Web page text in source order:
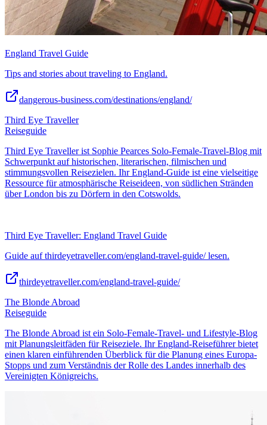
England Travel Guide
Tips and stories about traveling to England.
dangerous-business.com/destinations/england/
Third Eye Traveller
Reiseguide
Third Eye Traveller ist Sophie Pearces Solo-Female-Travel-Blog mit
Schwerpunkt auf historischen, literarischen, filmischen und
stimmungsvollen Reisezielen. Ihr England-Guide ist eine vielseitige
Ressource für atmosphärische Reiseideen, von südlichen Stränden
über London bis zu Dörfern in den Cotswolds.
Third Eye Traveller: England Travel Guide
Guide auf thirdeyetraveller.com/england-travel-guide/ lesen.
thirdeyetraveller.com/england-travel-guide/
The Blonde Abroad
Reiseguide
The Blonde Abroad ist ein Solo-Female-Travel- und Lifestyle-Blog
mit Planungsleitfäden für Reiseziele. Ihr England-Reiseführer bietet
einen klaren einführenden Überblick für die Planung eines Europa-
Stopps und zum Verständnis der Rolle des Landes innerhalb des
Vereinigten Königreichs.